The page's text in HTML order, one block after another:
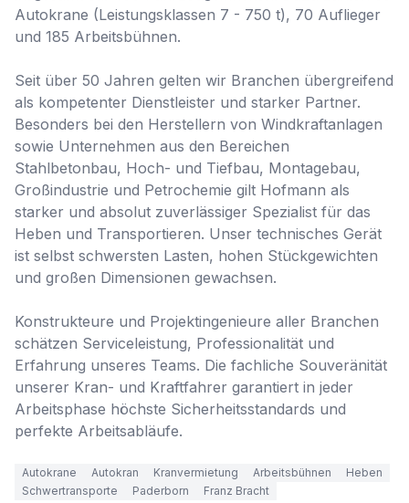
Autokrane (Leistungsklassen 7 - 750 t), 70 Auflieger
und 185 Arbeitsbühnen.
Seit über 50 Jahren gelten wir Branchen übergreifend
als kompetenter Dienstleister und starker Partner.
Besonders bei den Herstellern von Windkraftanlagen
sowie Unternehmen aus den Bereichen
Stahlbetonbau, Hoch- und Tiefbau, Montagebau,
Großindustrie und Petrochemie gilt Hofmann als
starker und absolut zuverlässiger Spezialist für das
Heben und Transportieren. Unser technisches Gerät
ist selbst schwersten Lasten, hohen Stückgewichten
und großen Dimensionen gewachsen.
Konstrukteure und Projektingenieure aller Branchen
schätzen Serviceleistung, Professionalität und
Erfahrung unseres Teams. Die fachliche Souveränität
unserer Kran- und Kraftfahrer garantiert in jeder
Arbeitsphase höchste Sicherheitsstandards und
perfekte Arbeitsabläufe.
Autokrane Autokran Kranvermietung Arbeitsbühnen
Heben
Schwertransporte
Paderborn Franz Bracht